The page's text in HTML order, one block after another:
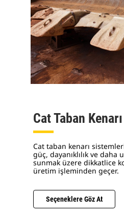
Cat Taban
Cat taban kenarı
güç, dayanıklılık ve daha
sunmak üzere dikkatlice
üretim işleminden geçer.
Seçeneklere Göz At